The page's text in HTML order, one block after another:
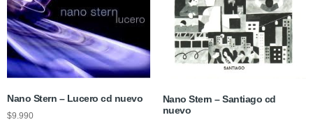
Nano Stern – Lucero cd nuevo
$9.990
Nano Stern – Santiago cd
nuevo